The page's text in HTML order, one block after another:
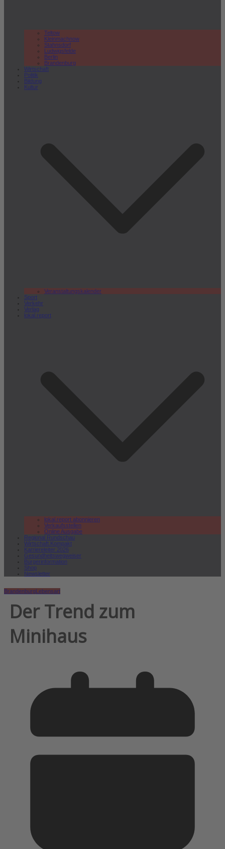
Teltow
Kleinmachnow
Stahnsdorf
Ludwigsfelde
Berlin
Brandenburg
Wirtschaft
Politik
Bildung
Kultur
Veranstaltungskalender
Sport
Verkehr
Verlag
lokal.report
lokal.report abonnieren
Verkaufsstellen
Online Ausgabe
Regional Rundschau
Wirtschaft.Kompakt
Karriereleiter 2026
Gesundheitswegweiser
Bürgerinformation
Shop
Newsletter
BrandenburgLebensart
Der Trend zum
Minihaus